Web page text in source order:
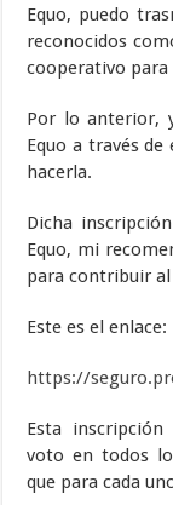
Equo, puedo
reconocidos
cooperativo para
Por lo anterior,
Equo a través
hacerla.
Dicha
Equo, mi
para contribuir
Este es el enlace:
https://
Esta
voto en todos
que para cada